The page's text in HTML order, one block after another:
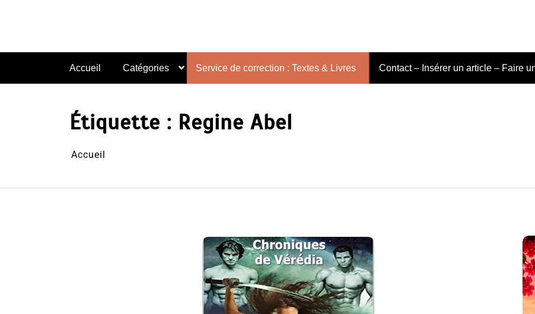
Accueil Catégories Service de correction : Textes & Livres Contact – Insérer un article – Faire
Étiquette : Regine Abel
Accueil